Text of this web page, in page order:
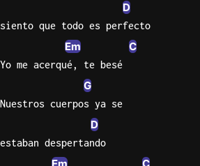
D
siento que todo es perfecto
Em C
Yo me acerqué, te besé
G
Nuestros cuerpos ya se
D
estaban despertando